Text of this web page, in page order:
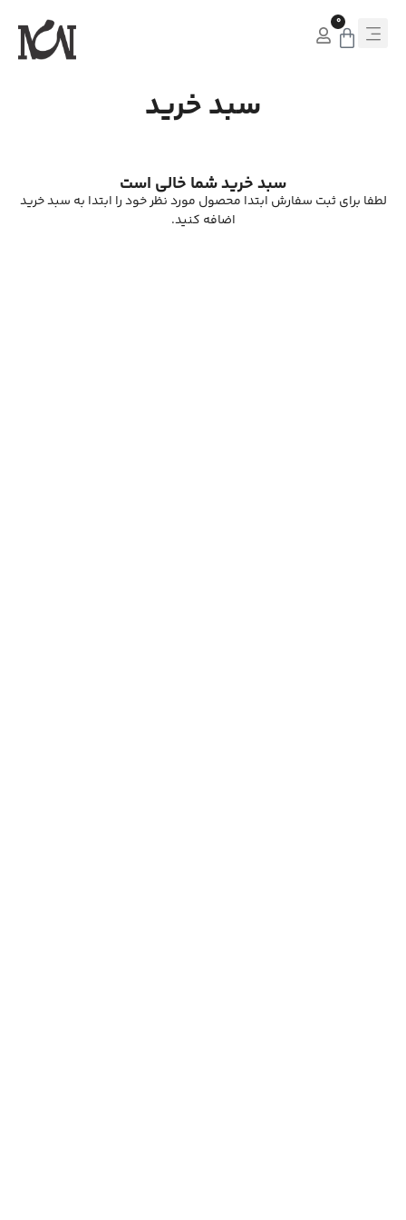
0
سبد خرید
سبد خرید شما خالی است
لطفا برای ثبت سفارش ابتدا محصول مورد نظر خود را ابتدا به سبد خرید
اضافه کنید.